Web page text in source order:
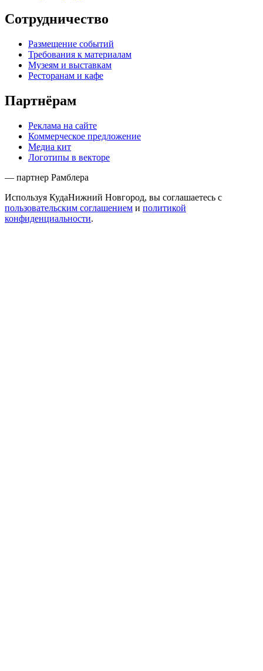
Сотрудничество
Размещение событий
Требования к материалам
Музеям и выставкам
Ресторанам и кафе
Партнёрам
Реклама на сайте
Коммерческое предложение
Медиа кит
Логотипы в векторе
— партнер Рамблера
Используя КудаНижний Новгород, вы соглашаетесь с
пользовательским соглашением и политикой
конфиденциальности.